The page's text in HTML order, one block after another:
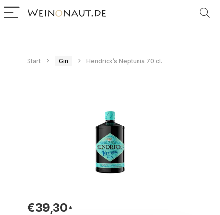
Start Gin Hendrick’s Neptunia 70 cl.
€39,30